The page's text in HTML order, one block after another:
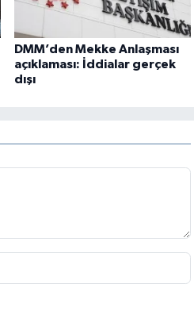
DMM’den Mekke Anlaşması
açıklaması: İddialar gerçek
dışı